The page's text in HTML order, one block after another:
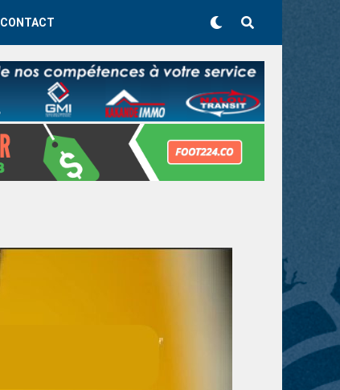
CONTACT